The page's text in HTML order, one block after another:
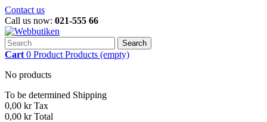
Contact us
Call us now: 021-555 66
Search
Cart 0 Product Products (empty)
No products
To be determined Shipping
0,00 kr Tax
0,00 kr Total